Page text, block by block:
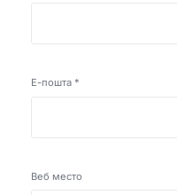
Е-пошта *
Веб место